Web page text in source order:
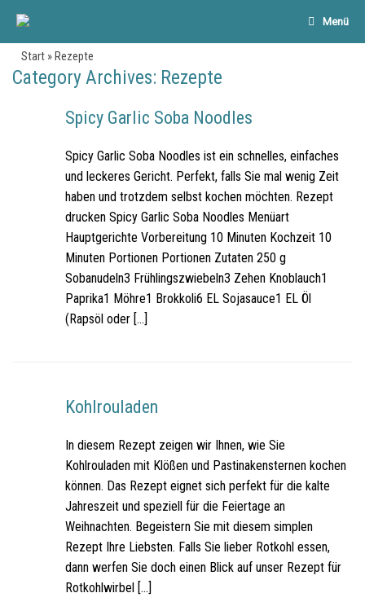
Menü
Start» Rezepte
Category Archives: Rezepte
Spicy Garlic Soba Noodles
Spicy Garlic Soba Noodles ist ein schnelles, einfaches
und leckeres Gericht. Perfekt, falls Sie mal wenig Zeit
haben und trotzdem selbst kochen möchten. Rezept
drucken Spicy Garlic Soba Noodles Menüart
Hauptgerichte Vorbereitung 10 Minuten Kochzeit 10
Minuten Portionen Portionen Zutaten 250 g
Sobanudeln3 Frühlingszwiebeln3 Zehen Knoblauch1
Paprika1 Möhre1 Brokkoli6 EL Sojasauce1 EL Öl
(Rapsöl oder […]
Kohlrouladen
In diesem Rezept zeigen wir Ihnen, wie Sie
Kohlrouladen mit Klößen und Pastinakensternen kochen
können. Das Rezept eignet sich perfekt für die kalte
Jahreszeit und speziell für die Feiertage an
Weihnachten. Begeistern Sie mit diesem simplen
Rezept Ihre Liebsten. Falls Sie lieber Rotkohl essen,
dann werfen Sie doch einen Blick auf unser Rezept für
Rotkohlwirbel […]